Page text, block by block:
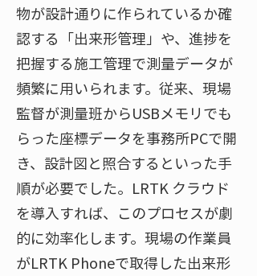
物が設計通りに作られているか確
認する「出来形管理」や、進捗を
把握する施工管理で測量データが
頻繁に用いられます。従来、現場
監督が測量班からUSBメモリでも
らった座標データを事務所PCで開
き、設計図と照合するといった手
順が必要でした。LRTK クラウド
を導入すれば、このプロセスが劇
的に効率化します。現場の作業員
がLRTK Phoneで取得した出来形